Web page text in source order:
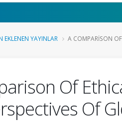
EKLENEN YAYINLAR A COMPARISON
Of
Of